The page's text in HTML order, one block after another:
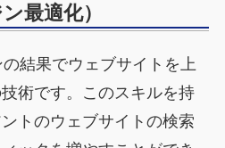
最適化）
結果でウェブサイトを上
術です。このスキルを持
トのウェブサイトの検索